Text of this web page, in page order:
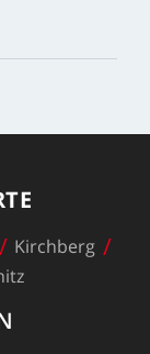
Kirchberg